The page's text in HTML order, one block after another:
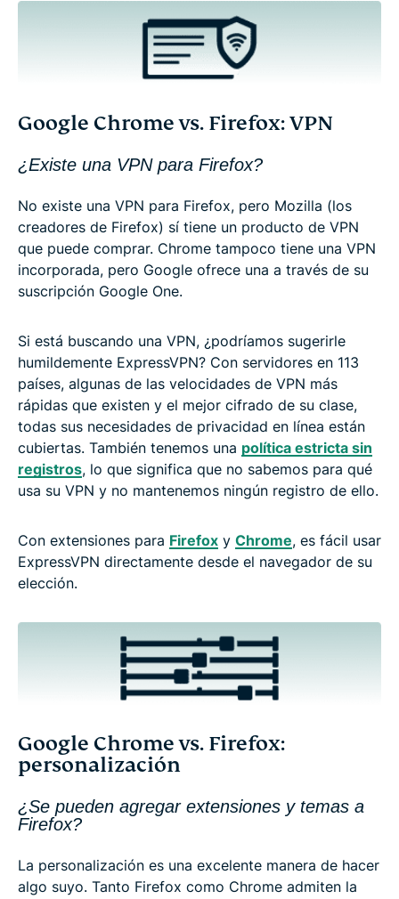
Google Chrome vs. Firefox: VPN
¿Existe una VPN para Firefox?
No existe una VPN para Firefox, pero Mozilla (los
creadores de Firefox) sí tiene un producto de VPN
que puede comprar. Chrome tampoco tiene una VPN
incorporada, pero Google ofrece una a través de su
suscripción Google One.
Si está buscando una VPN, ¿podríamos sugerirle
humildemente ExpressVPN? Con servidores en 113
países, algunas de las velocidades de VPN más
rápidas que existen y el mejor cifrado de su clase,
todas sus necesidades de privacidad en línea están
cubiertas. También tenemos una política estricta sin
registros, lo que significa que no sabemos para qué
usa su VPN y no mantenemos ningún registro de ello.
Con extensiones para Firefox y Chrome, es fácil usar
ExpressVPN directamente desde el navegador de su
elección.
Google Chrome vs. Firefox:
personalización
¿Se pueden agregar extensiones y temas a
Firefox?
La personalización es una excelente manera de hacer
algo suyo. Tanto Firefox como Chrome admiten la